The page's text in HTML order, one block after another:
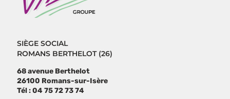
SIÈGE SOCIAL
ROMANS BERTHELOT (26)
68 avenue Berthelot
26100 Romans-sur-Isère
Tél : 04 75 72 73 74